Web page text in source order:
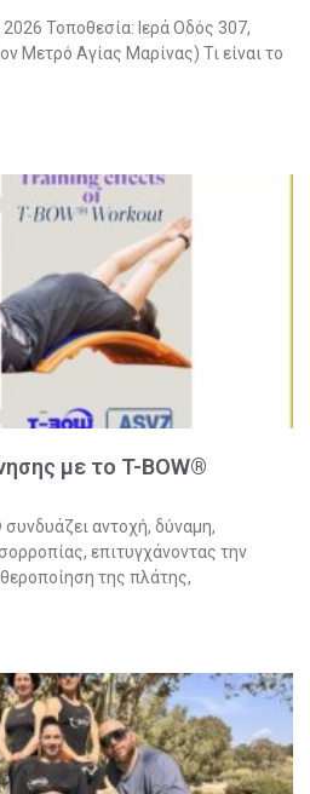
Τοποθεσία: Ιερά Οδός 307,
Μετρό Αγίας Μαρίνας) Τι είναι το
με το T-BOW®
αντοχή, δύναμη,
επιτυγχάνοντας την
της πλάτης,